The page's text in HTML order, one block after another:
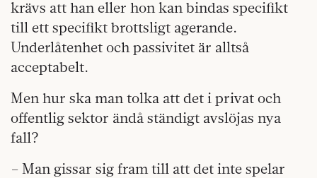
krävs att han eller hon kan bindas specifikt
till ett specifikt brottsligt agerande.
Underlåtenhet och passivitet är alltså
acceptabelt.
Men hur ska man tolka att det i privat och
offentlig sektor ändå ständigt avslöjas nya
fall?
– Man gissar sig fram till att det inte spelar